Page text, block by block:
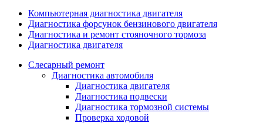
Компьютерная диагностика двигателя
Диагностика форсунок бензинового двигателя
Диагностика и ремонт стояночного тормоза
Диагностика двигателя
Слесарный ремонт
Диагностика автомобиля
Диагностика двигателя
Диагностика подвески
Диагностика тормозной системы
Проверка ходовой